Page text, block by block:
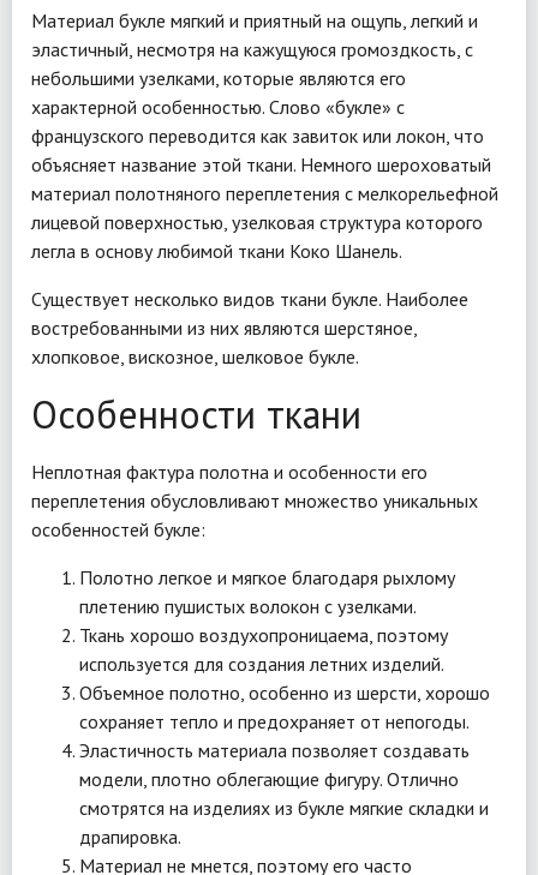
Материал букле мягкий и приятный на ощупь, легкий и
эластичный, несмотря на кажущуюся громоздкость, с
небольшими узелками, которые являются его
характерной особенностью. Слово «букле» с
французского переводится как завиток или локон, что
объясняет название этой ткани. Немного шероховатый
материал полотняного переплетения с мелкорельефной
лицевой поверхностью, узелковая структура которого
легла в основу любимой ткани Коко Шанель.
Существует несколько видов ткани букле. Наиболее
востребованными из них являются шерстяное,
хлопковое, вискозное, шелковое букле.
Особенности ткани
Неплотная фактура полотна и особенности его
переплетения обусловливают множество уникальных
особенностей букле:
Полотно легкое и мягкое благодаря рыхлому
плетению пушистых волокон с узелками.
Ткань хорошо воздухопроницаема, поэтому
используется для создания летних изделий.
Объемное полотно, особенно из шерсти, хорошо
сохраняет тепло и предохраняет от непогоды.
Эластичность материала позволяет создавать
модели, плотно облегающие фигуру. Отлично
смотрятся на изделиях из букле мягкие складки и
драпировка.
Материал не мнется, поэтому его часто